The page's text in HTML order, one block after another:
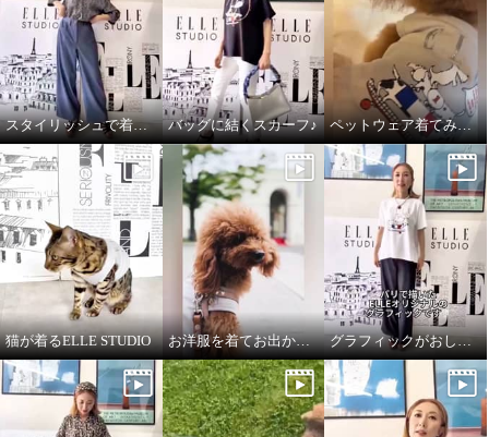
スタイリッシュで着心地良いデニムパンツ バッグに結くスカーフ♪ ペットウェア着てみました♪
猫が着るELLE STUDIO お洋服を着てお出かけ✧ペットウェア✧ グラフィックがおしゃれなTシャツ